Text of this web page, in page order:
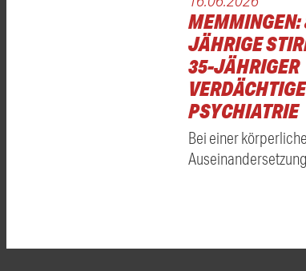
MEMMINGEN:
JÄHRIGE
35-JÄHRIGER
PSYCHIATRIE
Bei einer